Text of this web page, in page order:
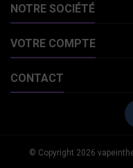
NOTRE SOCIÉTÉ
VOTRE COMPTE
CONTACT
© Copyright 2026